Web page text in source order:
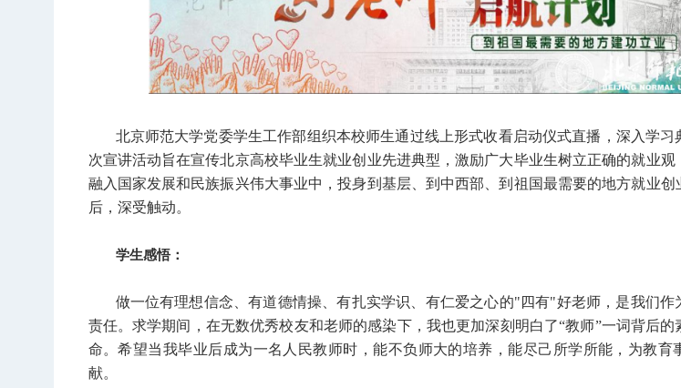
北京师范大学党委学生工作部组织本校师生通过线上形式收看启动仪式直播，深入学习
次宣讲活动旨在宣传北京高校毕业生就业创业先进典型，激励广大毕业生树立正确的就业观
融入国家发展和民族振兴伟大事业中，投身到基层、到中西部、到祖国最需要的地方就业创
后，深受触动。
学生感悟：
做一位有理想信念、有道德情操、有扎实学识、有仁爱之心的"四有"好老师，是我们作
责任。求学期间，在无数优秀校友和老师的感染下，我也更加深刻明白了“教师”一词背后的
命。希望当我毕业后成为一名人民教师时，能不负师大的培养，能尽己所学所能，为教育
献。